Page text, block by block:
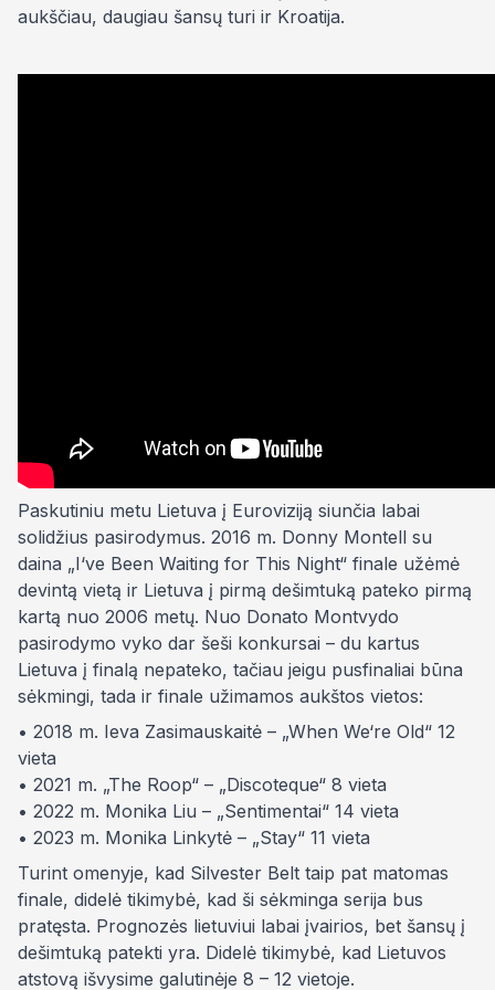
aukščiau, daugiau šansų turi ir Kroatija.
Paskutiniu metu Lietuva į Euroviziją siunčia labai
solidžius pasirodymus. 2016 m. Donny Montell su
daina „I‘ve Been Waiting for This Night“ finale užėmė
devintą vietą ir Lietuva į pirmą dešimtuką pateko pirmą
kartą nuo 2006 metų. Nuo Donato Montvydo
pasirodymo vyko dar šeši konkursai – du kartus
Lietuva į finalą nepateko, tačiau jeigu pusfinaliai būna
sėkmingi, tada ir finale užimamos aukštos vietos:
• 2018 m. Ieva Zasimauskaitė – „When We‘re Old“ 12
vieta
• 2021 m. „The Roop“ – „Discoteque“ 8 vieta
• 2022 m. Monika Liu – „Sentimentai“ 14 vieta
• 2023 m. Monika Linkytė – „Stay“ 11 vieta
Turint omenyje, kad Silvester Belt taip pat matomas
finale, didelė tikimybė, kad ši sėkminga serija bus
pratęsta. Prognozės lietuviui labai įvairios, bet šansų į
dešimtuką patekti yra. Didelė tikimybė, kad Lietuvos
atstovą išvysime galutinėje 8 – 12 vietoje.